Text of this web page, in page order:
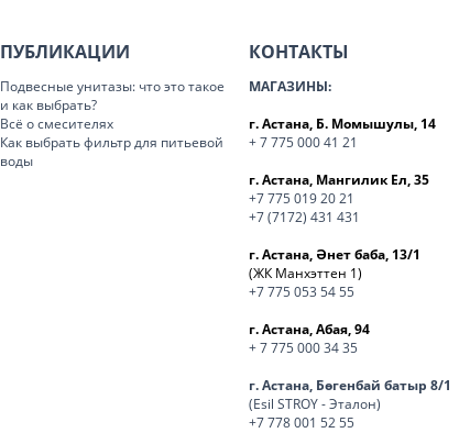
ПУБЛИКАЦИИ
Подвесные унитазы: что это такое
и как выбрать?
Всё о смесителях
Как выбрать фильтр для питьевой
воды
КОНТАКТЫ
МАГАЗИНЫ:
г. Астана, Б. Момышулы, 14
+ 7 775 000 41 21
г. Астана, Мангилик Ел, 35
+7 775 019 20 21
+7 (7172) 431 431
г. Астана, Әнет баба, 13/1
(ЖК Манхэттен 1)
+7 775 053 54 55
г. Астана, Абая, 94
+ 7 775 000 34 35
г. Астана, Бөгенбай батыр 8/1
(Esil STROY - Эталон)
+7 778 001 52 55